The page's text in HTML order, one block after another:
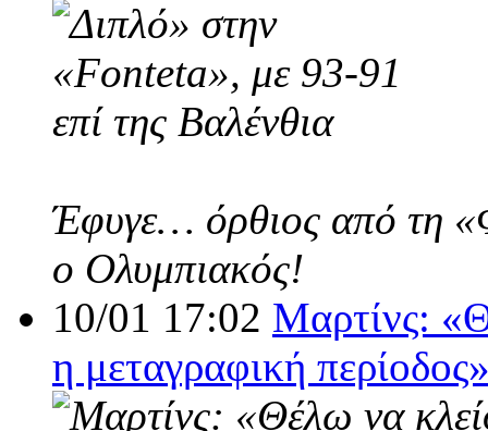
Έφυγε… όρθιος από τη
ο Ολυμπιακός!
10/01 17:02 Μαρτίνς:
η μεταγραφική